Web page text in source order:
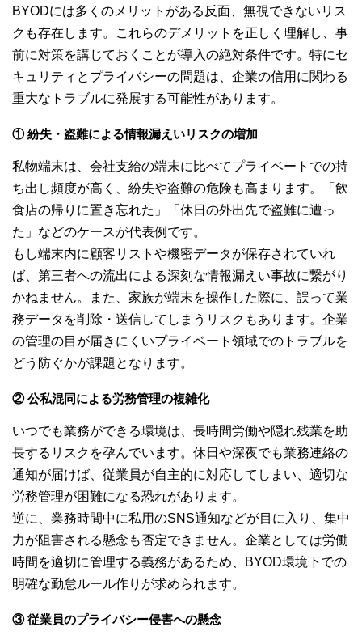
BYODには多くのメリットがある反面、無視できないリス
クも存在します。これらのデメリットを正しく理解し、事
前に対策を講じておくことが導入の絶対条件です。特にセ
キュリティとプライバシーの問題は、企業の信用に関わる
重大なトラブルに発展する可能性があります。
① 紛失・盗難による情報漏えいリスクの増加
私物端末は、会社支給の端末に比べてプライベートでの持
ち出し頻度が高く、紛失や盗難の危険も高まります。「飲
食店の帰りに置き忘れた」「休日の外出先で盗難に遭っ
た」などのケースが代表例です。
もし端末内に顧客リストや機密データが保存されていれ
ば、第三者への流出による深刻な情報漏えい事故に繋がり
かねません。また、家族が端末を操作した際に、誤って業
務データを削除・送信してしまうリスクもあります。企業
の管理の目が届きにくいプライベート領域でのトラブルを
どう防ぐかが課題となります。
② 公私混同による労務管理の複雑化
いつでも業務ができる環境は、長時間労働や隠れ残業を助
長するリスクを孕んでいます。休日や深夜でも業務連絡の
通知が届けば、従業員が自主的に対応してしまい、適切な
労務管理が困難になる恐れがあります。
逆に、業務時間中に私用のSNS通知などが目に入り、集中
力が阻害される懸念も否定できません。企業としては労働
時間を適切に管理する義務があるため、BYOD環境下での
明確な勤怠ルール作りが求められます。
③ 従業員のプライバシー侵害への懸念